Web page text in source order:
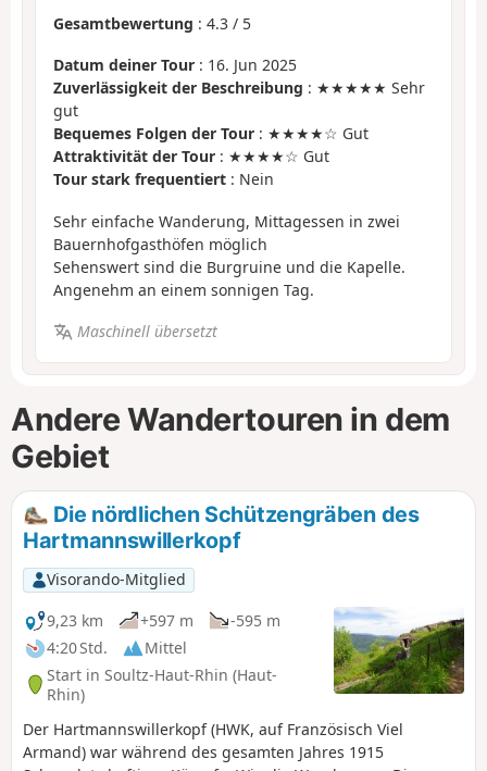
Gesamtbewertung : 4.3 / 5
Datum deiner Tour : 16. Jun 2025
Zuverlässigkeit der Beschreibung : ★★★★★ Sehr
gut
Bequemes Folgen der Tour : ★★★★☆ Gut
Attraktivität der Tour : ★★★★☆ Gut
Tour stark frequentiert : Nein
Sehr einfache Wanderung, Mittagessen in zwei
Bauernhofgasthöfen möglich
Sehenswert sind die Burgruine und die Kapelle.
Angenehm an einem sonnigen Tag.
Maschinell übersetzt
Andere Wandertouren in dem
Gebiet
Die nördlichen Schützengräben des
Hartmannswillerkopf
Visorando-Mitglied
9,23 km
+597 m
-595 m
4:20 Std.
Mittel
Start in Soultz-Haut-Rhin (Haut-
Rhin)
Der Hartmannswillerkopf (HWK, auf Französisch Viel
Armand) war während des gesamten Jahres 1915